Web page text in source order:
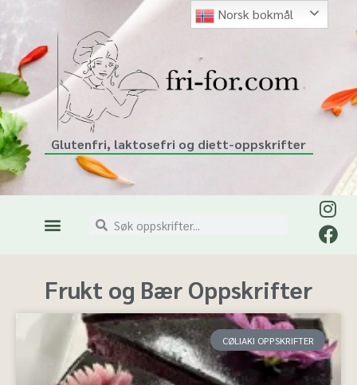
Glutenfri, laktosefri og diett-oppskrifter
Frukt og Bær Oppskrifter
CØLIAKI OPPSKRIFTER
Norsk bokmål